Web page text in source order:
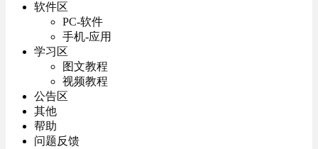
软件区
PC-软件
手机-应用
学习区
图文教程
视频教程
公告区
其他
帮助
问题反馈